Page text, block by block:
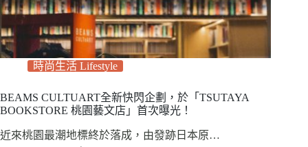
時尚生活 Lifestyle
BEAMS CULTUART全新快閃企劃，於「TSUTAYA
BOOKSTORE 桃園藝文店」首次曝光！
近來桃園最潮地標終於落成，由發跡日本原…